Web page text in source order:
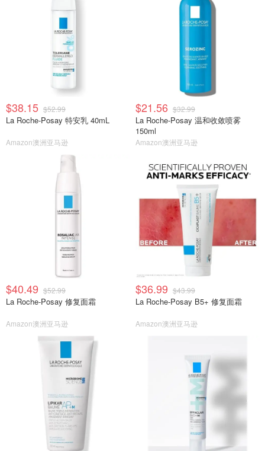
$38.15 $52.99
La Roche-Posay 特安乳 40mL
Amazon澳洲亚马逊
$21.56 $32.99
La Roche-Posay 温和收敛喷雾
150ml
Amazon澳洲亚马逊
$40.49 $52.99
La Roche-Posay 修复面霜
Amazon澳洲亚马逊
$36.99 $43.99
La Roche-Posay B5+ 修复面霜
Amazon澳洲亚马逊